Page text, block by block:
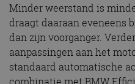
Minder weerstand is
draagt daaraan eveneens
dan zijn voorganger.
aanpassingen aan het
standaard automatische